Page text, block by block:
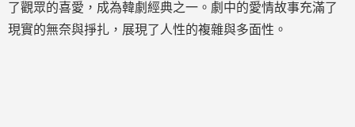
了觀眾的喜愛，成為韓劇經典之一。劇中的愛情故事充滿了
現實的無奈與掙扎，展現了人性的複雜與多面性。